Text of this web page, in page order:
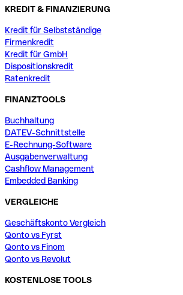
KREDIT & FINANZIERUNG
Kredit für Selbstständige
Firmenkredit
Kredit für GmbH
Dispositionskredit
Ratenkredit
FINANZTOOLS
Buchhaltung
DATEV-Schnittstelle
E-Rechnung-Software
Ausgabenverwaltung
Cashflow Management
Embedded Banking
VERGLEICHE
Geschäftskonto Vergleich
Qonto vs Fyrst
Qonto vs Finom
Qonto vs Revolut
KOSTENLOSE TOOLS